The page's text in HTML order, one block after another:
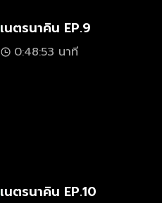
เนตรนาคิน EP.9
0:48:53 นาที
เนตรนาคิน EP.10